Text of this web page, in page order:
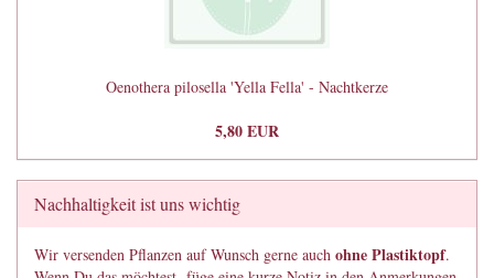
Oenothera pilosella 'Yella Fella' - Nachtkerze
5,80 EUR
Nachhaltigkeit ist uns wichtig
Wir versenden Pflanzen auf Wunsch gerne auch ohne Plastiktopf.